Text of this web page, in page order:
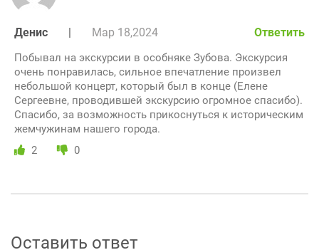
Денис | Мар 18,2024 Ответить
Побывал на экскурсии в особняке Зубова. Экскурсия
очень понравилась, сильное впечатление произвел
небольшой концерт, который был в конце (Елене
Сергеевне, проводившей экскурсию огромное спасибо).
Спасибо, за возможность прикоснуться к историческим
жемчужинам нашего города.
2
0
Оставить ответ